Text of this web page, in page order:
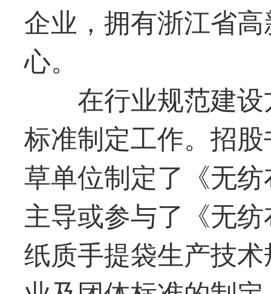
企业，拥有浙江省
心。
在行业规范建
标准制定工作。招
草单位制定了《无
主导或参与了《无
纸质手提袋生产技